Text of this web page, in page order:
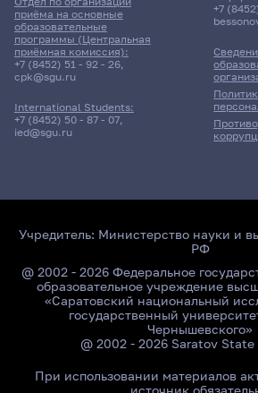
приёма на основные
образовательные
программы (Центральная
приёмная комиссия):
+7 (8452) 51 - 92 - 26,
cpk@sgu.ru
International Students:
+7 (8452) 50 - 87 - 07,
ied@sgu.ru
+7
Учредитель: Министерство науки и
РФ
@ 2002 - 2026 Федеральное
образовательное учреждение
«Саратовский национальный
государственный
Чернышевского»
@ 2002 - 2026 Saratov
При использовании материалов
источник